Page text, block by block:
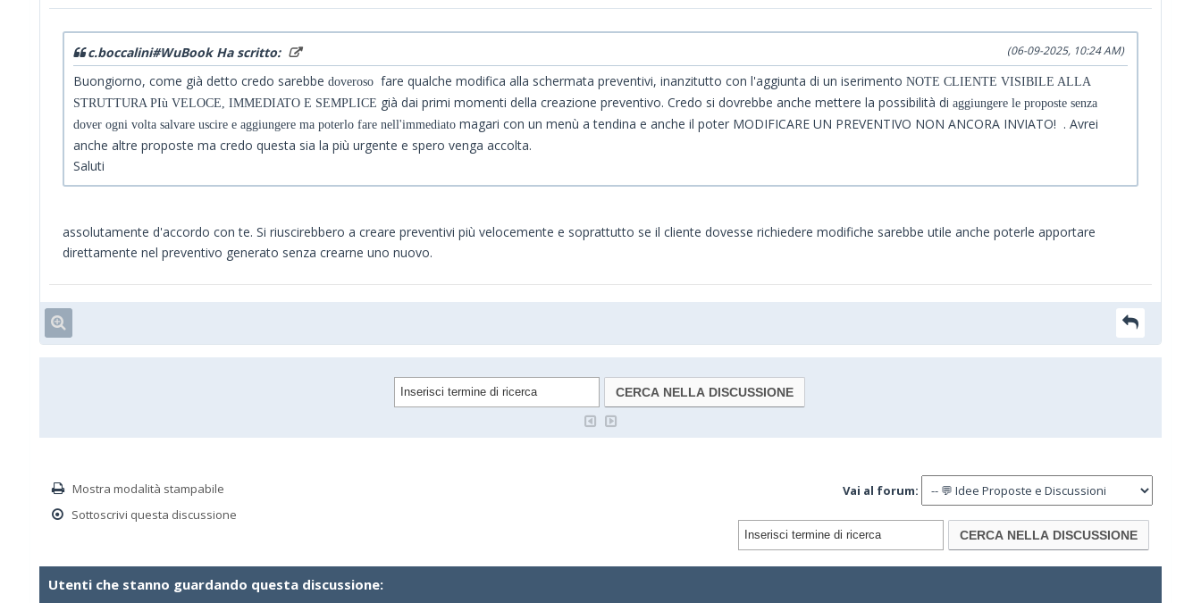
(06-09-2025, 10:24 AM)
c.boccalini#WuBook Ha scritto:
Buongiorno, come già detto credo sarebbe doveroso fare qualche modifica alla schermata preventivi, inanzitutto con l'aggiunta di un iserimento NOTE CLIENTE VISIBILE ALLA
STRUTTURA PIù VELOCE, IMMEDIATO E SEMPLICE già dai primi momenti della creazione preventivo. Credo si dovrebbe anche mettere la possibilità di aggiungere le proposte senza
dover ogni volta salvare uscire e aggiungere ma poterlo fare nell'immediato magari con un menù a tendina e anche il poter MODIFICARE UN PREVENTIVO NON ANCORA INVIATO! . Avrei
anche altre proposte ma credo questa sia la più urgente e spero venga accolta.
Saluti
assolutamente d'accordo con te. Si riuscirebbero a creare preventivi più velocemente e soprattutto se il cliente dovesse richiedere modifiche sarebbe utile anche poterle apportare
direttamente nel preventivo generato senza crearne uno nuovo.
Mostra modalità stampabile
Sottoscrivi questa discussione
Vai al forum:
Utenti che stanno guardando questa discussione: